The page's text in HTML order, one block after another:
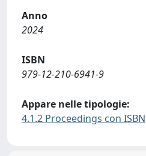
Anno
2024
ISBN
979-12-210-6941-9
Appare nelle tipologie:
4.1.2 Proceedings con ISBN